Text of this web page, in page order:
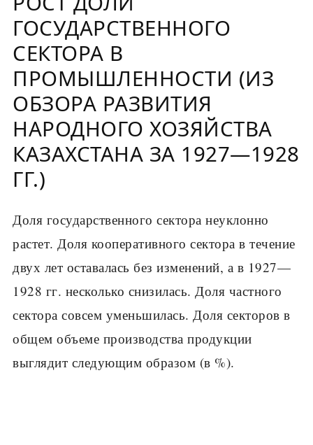
ГОСУДАРСТВЕННОГО
СЕКТОРА В
ПРОМЫШЛЕННОСТИ (ИЗ
ОБЗОРА РАЗВИТИЯ
НАРОДНОГО ХОЗЯЙСТВА
КАЗАХСТАНА ЗА 1927—1928
ГГ.)
Доля государственного сектора неуклонно
растет. Доля кооперативного сектора в течение
двух лет оставалась без изменений, а в 1927—
1928 гг. несколько снизилась. Доля частного
сектора совсем уменьшилась. Доля секторов в
общем объеме производства продукции
выглядит следующим образом (в %).